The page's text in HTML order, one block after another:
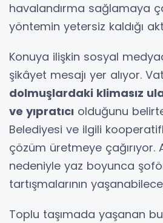
havalandırma sağlamaya
yöntemin yetersiz kaldığı
Konuya ilişkin sosyal
şikâyet mesajı yer alıyor.
dolmuşlardaki klimasız
ve yıpratıcı olduğunu
Belediyesi ve ilgili
çözüm üretmeye çağırıyor.
nedeniyle yaz boyunca
tartışmalarının
Toplu taşımada yaşanan